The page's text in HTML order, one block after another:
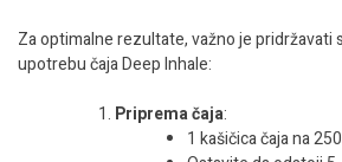
Za optimalne rezultate, važno je pridržavati
upotrebu čaja Deep Inhale:
Priprema čaja:
1 kašičica čaja na